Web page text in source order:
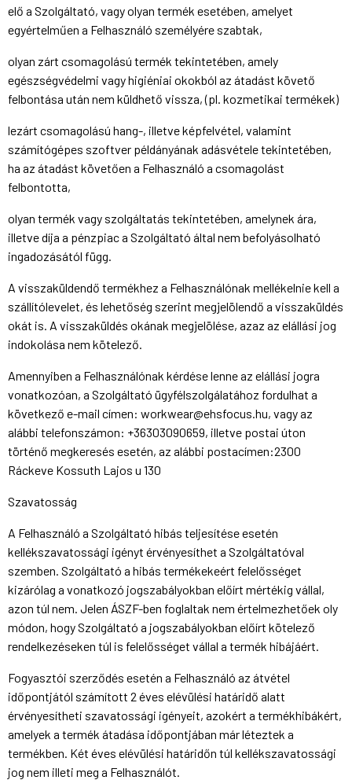
elő a Szolgáltató, vagy olyan termék esetében, amelyet
egyértelműen a Felhasználó személyére szabtak,
olyan zárt csomagolású termék tekintetében, amely
egészségvédelmi vagy higiéniai okokból az átadást követő
felbontása után nem küldhető vissza, (pl. kozmetikai termékek)
lezárt csomagolású hang-, illetve képfelvétel, valamint
számítógépes szoftver példányának adásvétele tekintetében,
ha az átadást követően a Felhasználó a csomagolást
felbontotta,
olyan termék vagy szolgáltatás tekintetében, amelynek ára,
illetve díja a pénzpiac a Szolgáltató által nem befolyásolható
ingadozásától függ.
A visszaküldendő termékhez a Felhasználónak mellékelnie kell a
szállítólevelet, és lehetőség szerint megjelölendő a visszaküldés
okát is. A visszaküldés okának megjelölése, azaz az elállási jog
indokolása nem kötelező.
Amennyiben a Felhasználónak kérdése lenne az elállási jogra
vonatkozóan, a Szolgáltató ügyfélszolgálatához fordulhat a
következő e-mail címen: workwear@ehsfocus.hu, vagy az
alábbi telefonszámon: +36303090659, illetve postai úton
történő megkeresés esetén, az alábbi postacímen:2300
Ráckeve Kossuth Lajos u 130
Szavatosság
A Felhasználó a Szolgáltató hibás teljesítése esetén
kellékszavatossági igényt érvényesíthet a Szolgáltatóval
szemben. Szolgáltató a hibás termékekeért felelősséget
kizárólag a vonatkozó jogszabályokban előírt mértékig vállal,
azon túl nem. Jelen ÁSZF-ben foglaltak nem értelmezhetőek oly
módon, hogy Szolgáltató a jogszabályokban előírt kötelező
rendelkezéseken túl is felelősséget vállal a termék hibájáért.
Fogyasztói szerződés esetén a Felhasználó az átvétel
időpontjától számított 2 éves elévülési határidő alatt
érvényesítheti szavatossági igényeit, azokért a termékhibákért,
amelyek a termék átadása időpontjában már léteztek a
termékben. Két éves elévülési határidőn túl kellékszavatossági
jog nem illeti meg a Felhasználót.